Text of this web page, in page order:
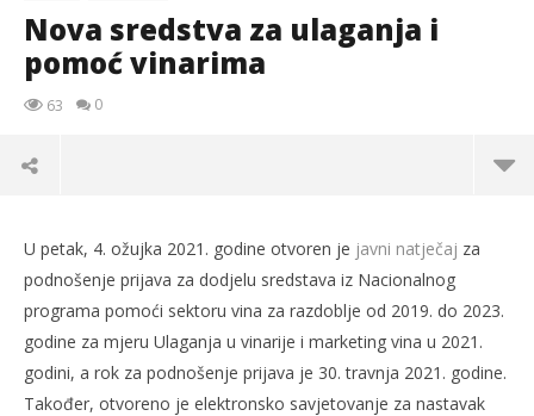
Nova sredstva za ulaganja i
pomoć vinarima
63 0
U petak, 4. ožujka 2021. godine otvoren je javni natječaj za
podnošenje prijava za dodjelu sredstava iz Nacionalnog
programa pomoći sektoru vina za razdoblje od 2019. do 2023.
godine za mjeru Ulaganja u vinarije i marketing vina u 2021.
godini, a rok za podnošenje prijava je 30. travnja 2021. godine.
Također, otvoreno je elektronsko savjetovanje za nastavak